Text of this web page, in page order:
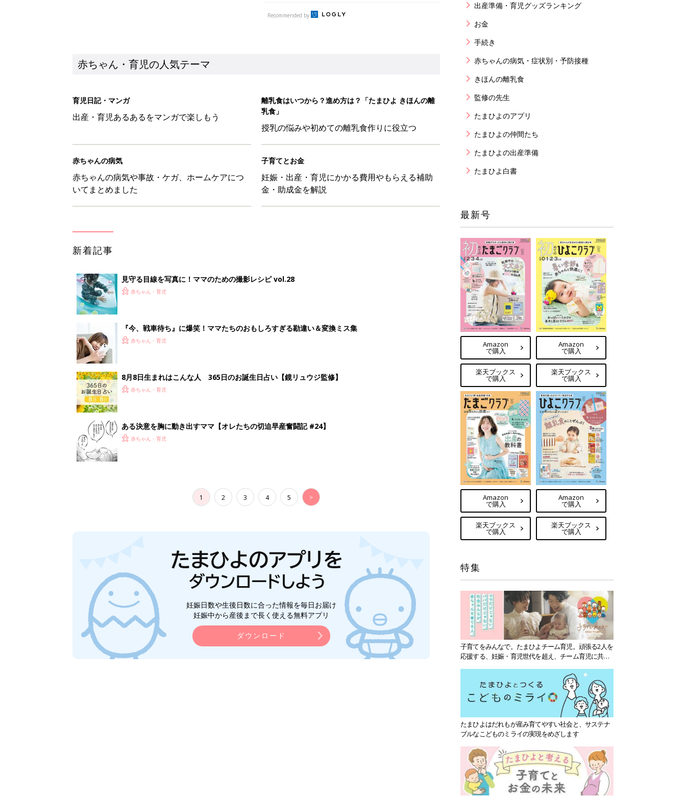
Recommended by
赤ちゃん・育児の人気テーマ
育児日記・マンガ
出産・育児あるあるをマンガで楽しもう
離乳食はいつから？進め方は？「たまひよ きほんの離
乳食」
授乳の悩みや初めての離乳食作りに役立つ
赤ちゃんの病気
赤ちゃんの病気や事故・ケガ、ホームケアにつ
いてまとめました
子育てとお金
妊娠・出産・育児にかかる費用やもらえる補助
金・助成金を解説
新着記事
見守る目線を写真に！ママのための撮影レシピ vol.28
赤ちゃん・育児
『今、戦車待ち』に爆笑！ママたちのおもしろすぎる勘違い＆変換ミス集
赤ちゃん・育児
8月8日生まれはこんな人 365日のお誕生日占い【鏡リュウジ監修】
赤ちゃん・育児
ある決意を胸に動き出すママ【オレたちの切迫早産奮闘記 #24】
赤ちゃん・育児
1 2 3 4 5 >
妊娠日数や生後日数に合った情報を毎日お届け
妊娠中から産後まで長く使える無料アプリ
ダウンロード
出産準備・育児グッズランキング
お金
手続き
赤ちゃんの病気・症状別・予防接種
きほんの離乳食
監修の先生
たまひよのアプリ
たまひよの仲間たち
たまひよの出産準備
たまひよ白書
最新号
Amazon
で購入
楽天ブックス
で購入
Amazon
で購入
楽天ブックス
で購入
Amazon
で購入
楽天ブックス
で購入
Amazon
で購入
楽天ブックス
で購入
特集
子育てをみんなで。たまひよチーム育児。頑張る2人を
応援する、妊娠・育児世代を超え、チーム育児に共感
たまひよはだれもが産み育てやすい社会と、サステナ
ブルなこどものミライの実現をめざします